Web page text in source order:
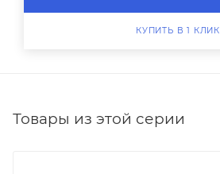
КУПИТЬ В 1 КЛИК
Товары из этой серии